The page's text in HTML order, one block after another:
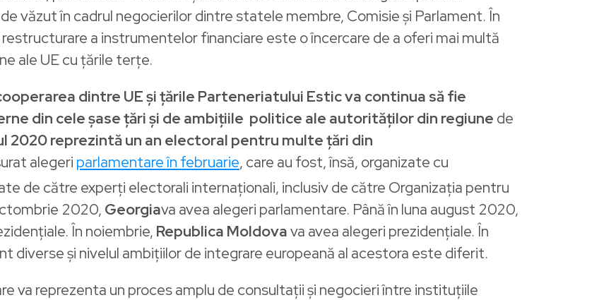
văzut în cadrul negocierilor dintre statele membre, Comisie și Parlament. În
a instrumentelor financiare este o încercare de a oferi mai multă
ale UE cu țările terțe.
dintre UE și țările Parteneriatului Estic va continua să fie
din cele șase țăriși de ambițiile politice ale autorităților din regiune de
2020 reprezintă un an electoral pentru multe țări din
alegeri parlamentare în februarie, care au fost, însă, organizate cu
de către experți electorali internaționali, inclusiv de către Organizația pentru
2020, Georgiava avea alegeri parlamentare. Până în luna august 2020,
În noiembrie, Republica Moldovava avea alegeri prezidențiale. În
diverse și nivelul ambițiilor de integrare europeană al acestora este diferit.
va reprezenta un proces amplu de consultații și negocieri între instituțiile